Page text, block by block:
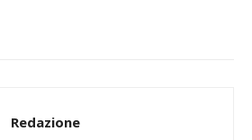
Redazione